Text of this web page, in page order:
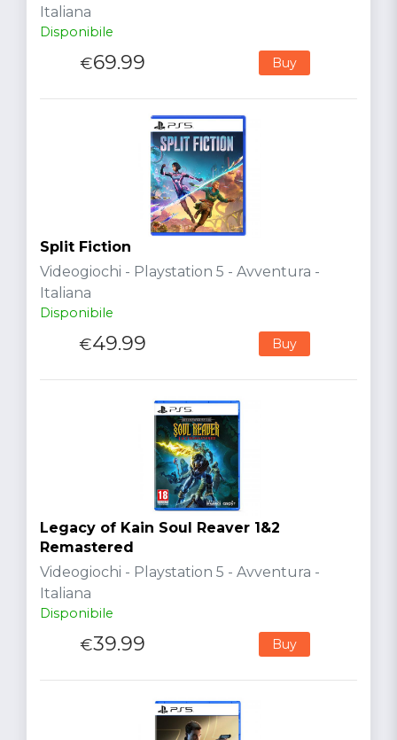
Italiana
Disponibile
€69.99 Buy
Split Fiction
Videogiochi - Playstation 5 - Avventura -
Italiana
Disponibile
€49.99 Buy
Legacy of Kain Soul Reaver 1&2
Remastered
Videogiochi - Playstation 5 - Avventura -
Italiana
Disponibile
€39.99 Buy